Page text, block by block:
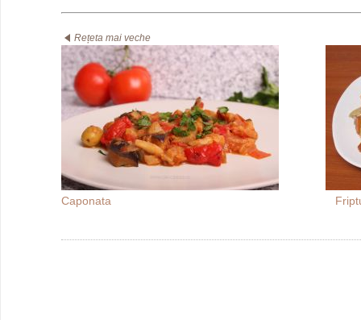
Rețeta mai veche
Caponata